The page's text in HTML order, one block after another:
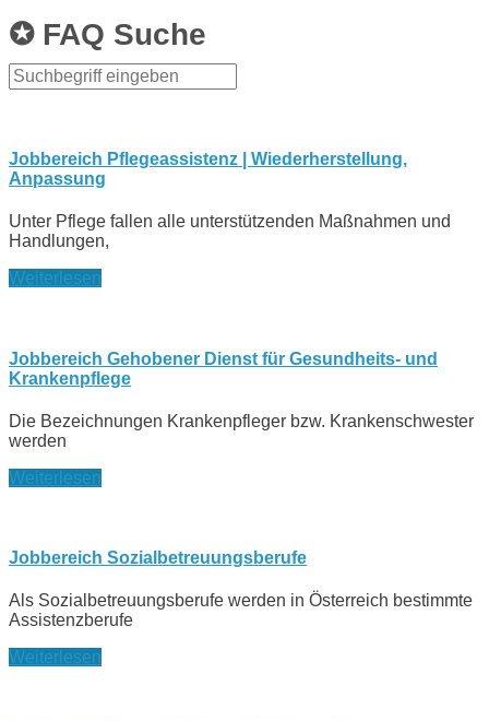
✪ FAQ Suche
Jobbereich Pflegeassistenz | Wiederherstellung,
Anpassung
Unter Pflege fallen alle unterstützenden Maßnahmen und
Handlungen,
Weiterlesen
Jobbereich Gehobener Dienst für Gesundheits- und
Krankenpflege
Die Bezeichnungen Krankenpfleger bzw. Krankenschwester
werden
Weiterlesen
Jobbereich Sozialbetreuungsberufe
Als Sozialbetreuungsberufe werden in Österreich bestimmte
Assistenzberufe
Weiterlesen